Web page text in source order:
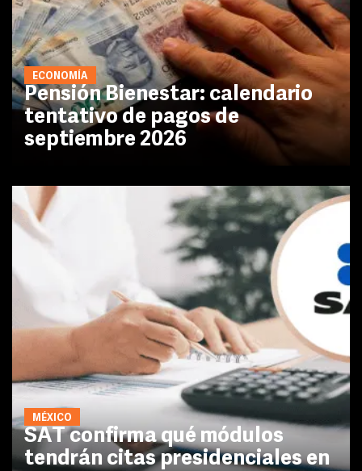
ECONOMÍA
Pensión Bienestar: calendario
tentativo de pagos de
septiembre 2026
MÉXICO
SAT confirma qué módulos
tendrán citas presidenciales en